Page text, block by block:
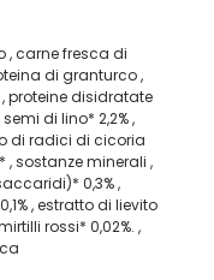
, carne fresca di
di granturco ,
proteine disidratate
di lino* 2,2% ,
di radici di cicoria
, sostanze minerali ,
0,3% ,
, estratto di lievito
rossi* 0,02%. ,